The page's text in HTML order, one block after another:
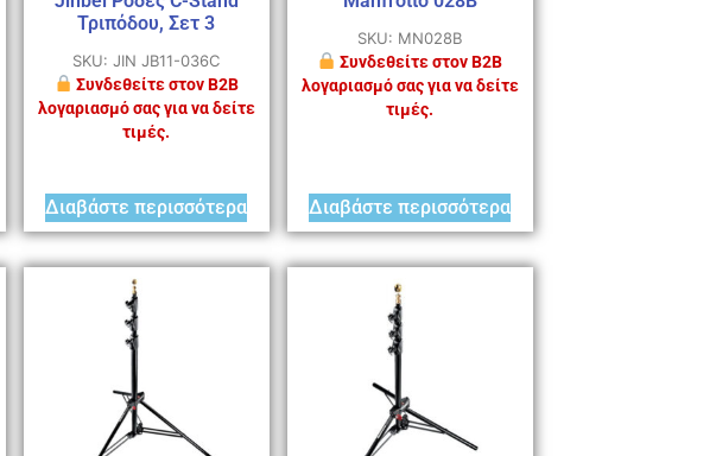
Τριπόδου, Σετ 3
SKU: JIN JB11-036C
Συνδεθείτε στον B2B
λογαριασμό σας για να δείτε
τιμές.
Διαβάστε περισσότερα
SKU: MN028B
Συνδεθείτε στον B2B
λογαριασμό σας για να δείτε
τιμές.
Διαβάστε περισσότερα